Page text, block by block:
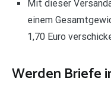
Mit dieser
einem
1,70 Euro
Werden Briefe